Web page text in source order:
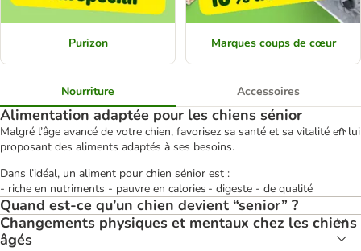
Purizon Marques coups de cœur
Nourriture Accessoires
Alimentation adaptée pour les chiens sénior
Malgré l’âge avancé de votre chien, favorisez sa santé et sa vitalité en lui
proposant des aliments adaptés à ses besoins.
Dans l’idéal, un aliment pour chien sénior est :
- riche en nutriments - pauvre en calories - digeste - de qualité
Quand est-ce qu’un chien devient “senior” ?
Changements physiques et mentaux chez les chiens
âgés